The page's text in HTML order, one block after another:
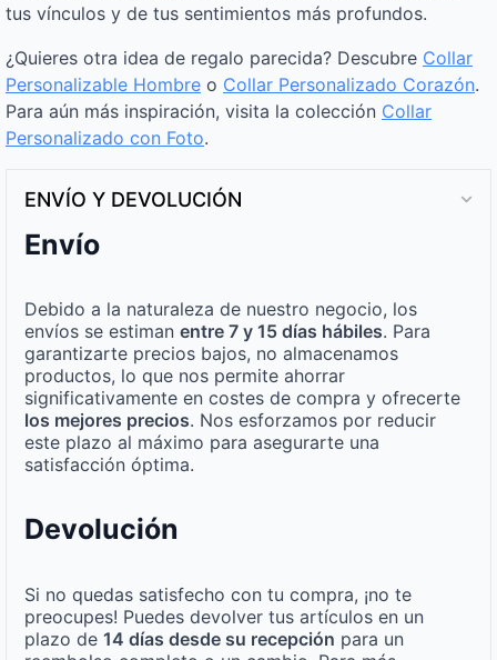
tus vínculos y de tus sentimientos más profundos.
¿Quieres otra idea de regalo parecida? Descubre Collar
Personalizable Hombre o Collar Personalizado Corazón.
Para aún más inspiración, visita la colección Collar
Personalizado con Foto.
ENVÍO Y DEVOLUCIÓN
Envío
Debido a la naturaleza de nuestro negocio, los
envíos se estiman entre 7 y 15 días hábiles. Para
garantizarte precios bajos, no almacenamos
productos, lo que nos permite ahorrar
significativamente en costes de compra y ofrecerte
los mejores precios. Nos esforzamos por reducir
este plazo al máximo para asegurarte una
satisfacción óptima.
Devolución
Si no quedas satisfecho con tu compra, ¡no te
preocupes! Puedes devolver tus artículos en un
plazo de 14 días desde su recepción para un